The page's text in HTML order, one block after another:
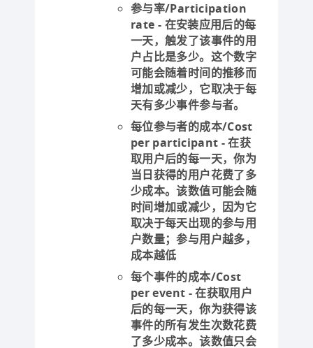
参与率/Participation
rate - 在安装应用后的每
一天，触发了该事件的用
户占比是多少。这个数字
可能会随着时间的推移而
增加或减少，它取决于每
天有多少事件参与者。
每位参与者的成本/Cost
per participant - 在获
取用户后的每一天，你为
当日获得的用户花费了多
少成本。该数值可能会随
时间增加或减少，因为它
取决于每天出现的参与用
户数量；参与用户越多，
成本越低
每个事件的成本/Cost
per event - 在获取用户
后的每一天，你为获得该
事件的所有发生次数花费
了多少成本。该数值只会